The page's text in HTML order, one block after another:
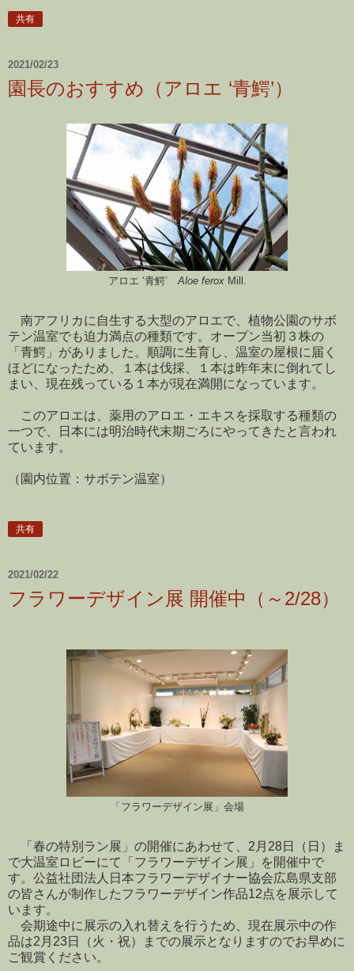
共有
2021/02/23
園長のおすすめ（アロエ ‘青鰐’）
アロエ ‘青鰐’Aloe feroxMill.
南アフリカに自生する大型のアロエで、植物公園のサボ
テン温室でも迫力満点の種類です。オープン当初３株の
「青鰐」がありました。順調に生育し、温室の屋根に届く
ほどになったため、１本は伐採、１本は昨年末に倒れてし
まい、現在残っている１本が現在満開になっています。
このアロエは、薬用のアロエ・エキスを採取する種類の
一つで、日本には明治時代末期ごろにやってきたと言われ
ています。
（園内位置：サボテン温室）
共有
2021/02/22
フラワーデザイン展 開催中（～2/28）
「フラワーデザイン展」会場
「春の特別ラン展」の開催にあわせて、2月28日（日）ま
で大温室ロビーにて「フラワーデザイン展」を開催中で
す。公益社団法人日本フラワーデザイナー協会広島県支部
の皆さんが制作したフラワーデザイン作品12点を展示して
います。
会期途中に展示の入れ替えを行うため、現在展示中の作
品は2月23日（火・祝）までの展示となりますのでお早めに
ご観賞ください。